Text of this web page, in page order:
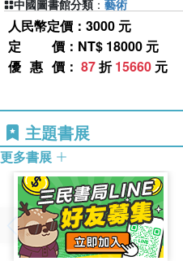
人民幣定價：3000 元
定價 ：NT$ 18000 元
優惠價 ： 87折15660 元
中國圖書館分類 ： 藝術
主題書展
更多書展